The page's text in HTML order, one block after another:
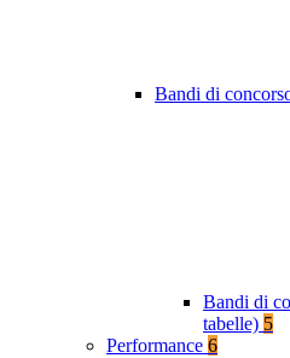
Bandi di
Bandi di
tabelle) 5
Performance 6